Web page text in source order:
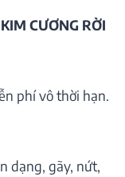
CƯƠNG RỜI
phí vô thời hạn.
dạng, gãy, nứt,